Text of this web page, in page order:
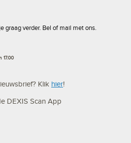
graag verder. Bel of mail met ons.
17.00
Klik hier!
DEXIS Scan App